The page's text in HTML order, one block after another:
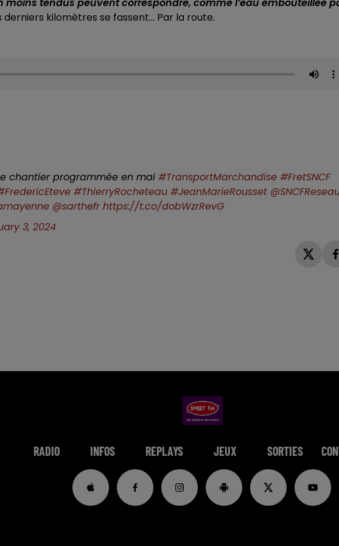
derniers kilomètres se fassent... Par la route.
chantier programmée en mai #TransportMarchandise #FretSNCF
#ThierryRocheteau #JeanMarieRousset
@sarthefr https://t.co/dobWzrRevG
3, 2024
RADIO INFOS REPLAYS JEUX SORTIES